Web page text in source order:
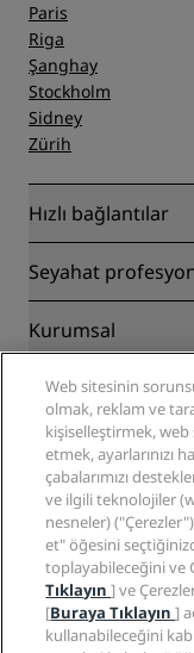
Paris
Riga
Şanghay
Stockholm
Sidney
Zürih
Hızlı bağlantılar
Radisson Rewards
Blog
Destinasyonlar
Radisson Hotels
Sports Approved
Aile Dostu Oteller
Sağlık ve Güvenlik
Seyahat
İş Ortakları
Seyahat acenteleri
Kurumsal
Radisson Hotel
Medya
Kariyer RHG
Kariyer PPHE
EHL Kariyer
The Club by RHG
Geliştirme fırsatları
Sorumlu İşletme
Satın Alma
Yasal
Gizlilik Merkezi
Yasal bildirim
Radisson Rewards
Site kullanım
Dijital Erişilebilirlik
Modern Kölelik
Yardım
Tüketici uyarıları
İletişim
SSS
Site haritası
Sosyal medya
Radisson Hotels
Web sitesinin
olmak, reklam ve
kişiselleştirmek, web
etmek, ayarlarınızı
çabalarımızı
ve ilgili teknolojiler
nesneler)
et" öğesini
toplayabileceğini ve
Tıklayın] ve
[Buraya Tıklayın]
kullanabileceğini